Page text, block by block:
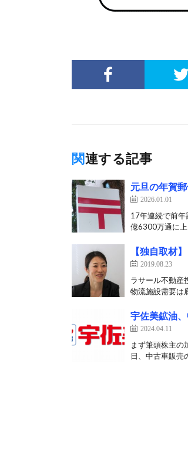
関連する記事
元旦の年賀
2026.01.01
17年連続で前年
億6300万通に
【独自取材
2019.08.23
ラサール不動産
物流施設需要は
宇佐美鉱油
2024.04.11
まず筆頭株主
日、中古車販売